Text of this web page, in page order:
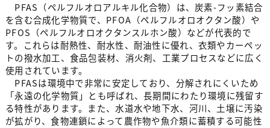
PFAS（ペルフルオロアルキル化合物）は、炭素-フッ素結合
を含む合成化学物質で、PFOA（ペルフルオロオクタン酸）や
PFOS（ペルフルオロオクタンスルホン酸）などが代表的で
す。これらは耐熱性、耐水性、耐油性に優れ、衣類やカーペッ
トの撥水加工、食品包装材、消火剤、工業プロセスなどに広く
使用されています。
PFASは環境中で非常に安定しており、分解されにくいため
「永遠の化学物質」とも呼ばれ、長期間にわたり環境に残留す
る特性があります。また、水道水や地下水、河川、土壌に汚染
が拡がり、食物連鎖によって農作物や魚介類に蓄積する可能性